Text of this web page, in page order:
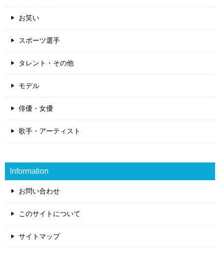
お笑い
スポーツ選手
タレント・その他
モデル
俳優・女優
歌手・アーティスト
Information
お問い合わせ
このサイトについて
サイトマップ